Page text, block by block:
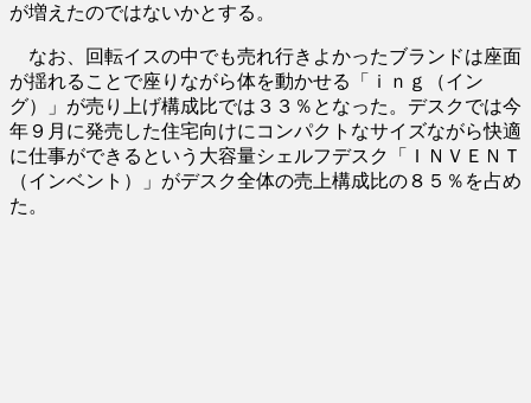
が増えたのではないかとする。
なお、回転イスの中でも売れ行きよかったブランドは座面
が揺れることで座りながら体を動かせる「ｉｎｇ（イン
グ）」が売り上げ構成比では３３％となった。デスクでは今
年９月に発売した住宅向けにコンパクトなサイズながら快適
に仕事ができるという大容量シェルフデスク「ＩＮＶＥＮＴ
（インベント）」がデスク全体の売上構成比の８５％を占め
た。